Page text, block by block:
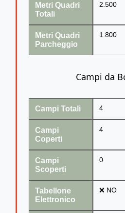
Metri Quadri
Totali
2.500
Metri Quadri
Parcheggio
1.800
Campi da
Campi Totali 4
Campi
Coperti
4
Campi
Scoperti
0
Tabellone
Elettronico
❌ NO